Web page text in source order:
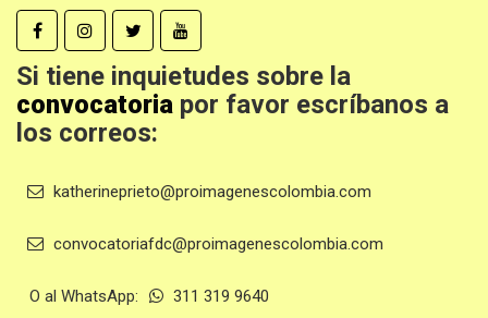
Si tiene inquietudes sobre la
convocatoria por favor escríbanos a
los correos:
katherineprieto@proimagenescolombia.com
convocatoriafdc@proimagenescolombia.com
O al WhatsApp: 311 319 9640